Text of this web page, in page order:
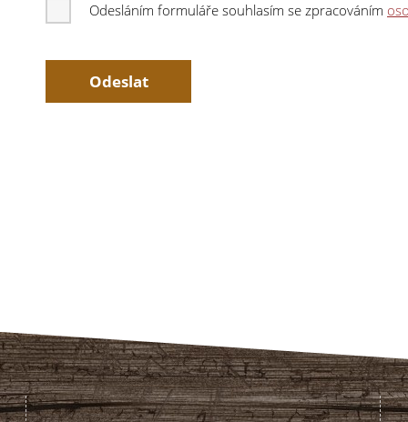
Odesláním formuláře souhlasím se zpracováním